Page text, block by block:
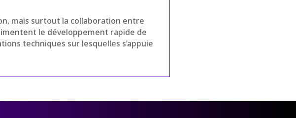
mais surtout la collaboration entre
le développement rapide de
techniques sur lesquelles s’appuie